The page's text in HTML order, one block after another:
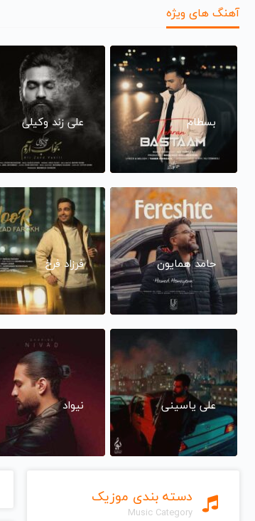
آهنگ های ویژه
بسطام علی زند وکیلی
حامد همایون فرزاد فرخ
علی یاسینی نیواد
دسته بندی موزیک
Music Category